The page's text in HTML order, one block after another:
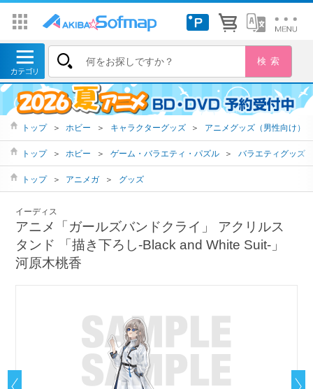
トップ ＞ ホビー ＞ キャラクターグッズ ＞ アニメグッズ（男性向け）
トップ ＞ ホビー ＞ ゲーム・バラエティ・パズル ＞ バラエティグッズ
トップ ＞ アニメガ ＞ グッズ
イーディス
アニメ「ガールズバンドクライ」 アクリルス
タンド 「描き下ろし-Black and White Suit-」
河原木桃香